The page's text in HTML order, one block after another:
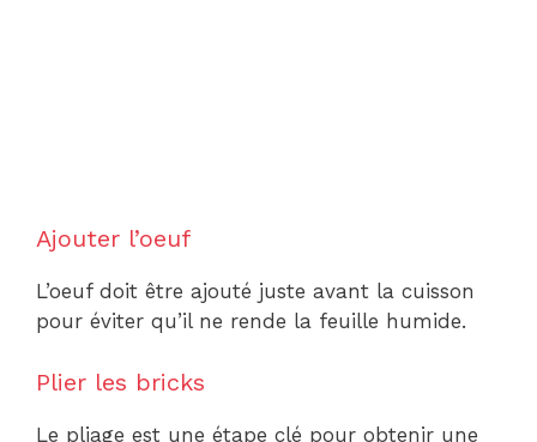
Ajouter l’oeuf
L’oeuf doit être ajouté juste avant la cuisson
pour éviter qu’il ne rende la feuille humide.
Plier les bricks
Le pliage est une étape clé pour obtenir une